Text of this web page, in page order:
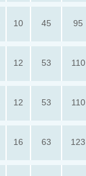
10 45 95
12 53 110
12 53 110
16 63 123